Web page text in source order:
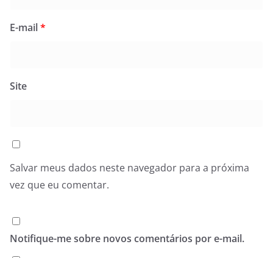
E-mail*
Site
Salvar meus dados neste navegador para a próxima
vez que eu comentar.
Notifique-me sobre novos comentários por e-mail.